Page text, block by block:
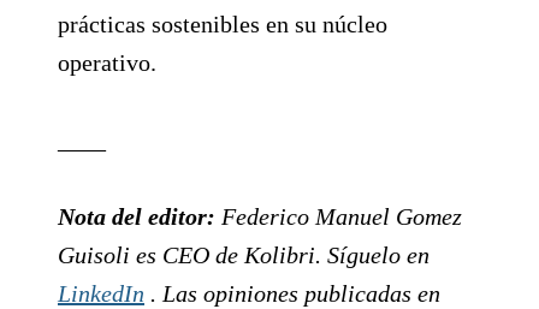
prácticas sostenibles en su núcleo
operativo.
Nota del editor: Federico Manuel Gomez
Guisoli es CEO de Kolibri. Síguelo en
LinkedIn . Las opiniones publicadas en